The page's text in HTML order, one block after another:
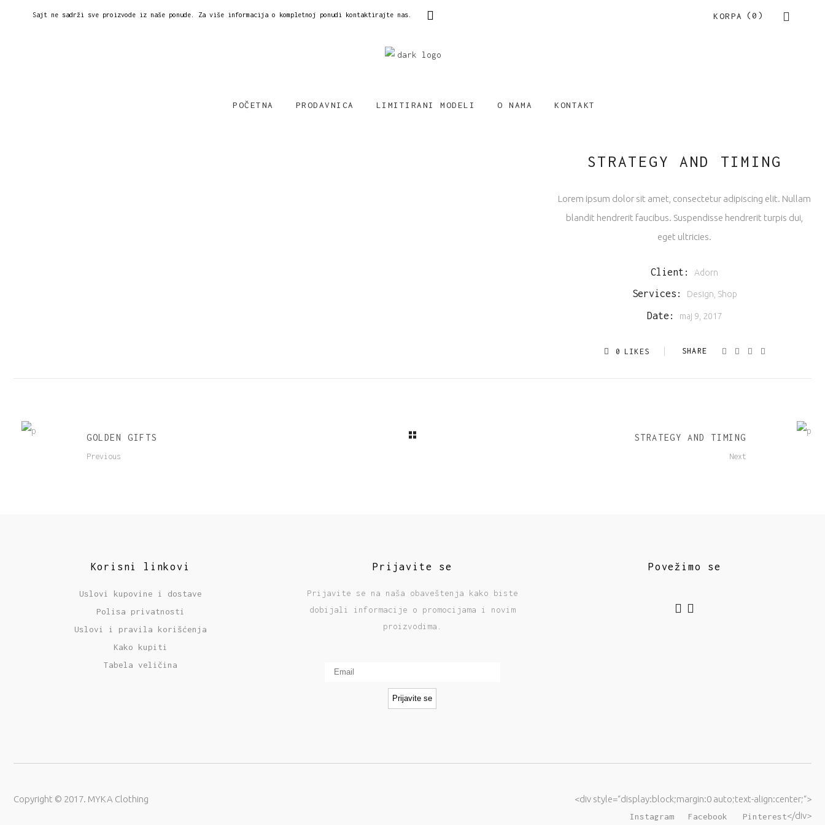
Sajt ne sadrži sve proizvode iz naše ponude. Za više informacija o kompletnoj ponudi kontaktirajte nas. KORPA (0)
POČETNA PRODAVNICA LIMITIRANI MODELI O NAMA KONTAKT
STRATEGY AND TIMING
Lorem ipsum dolor sit amet, consectetur adipiscing elit. Nullam
blandit hendrerit faucibus. Suspendisse hendrerit turpis dui,
eget ultricies.
Client: Adorn
Services: Design, Shop
Date: maj 9, 2017
0 LIKES
GOLDEN GIFTS
Previous
STRATEGY AND TIMING
Next
Korisni linkovi
Uslovi kupovine i dostave
Polisa privatnosti
Uslovi i pravila korišćenja
Kako kupiti
Tabela veličina
Prijavite se
Prijavite se na naša obaveštenja kako biste
dobijali informacije o promocijama i novim
proizvodima.
Povežimo se
Copyright © 2017. MYKA Clothing <div style=“display:block;margin:0 auto;text-align:center;“>
Instagram Facebook Pinterest</div>